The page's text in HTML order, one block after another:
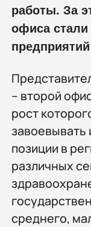
работы. За
офиса
– второй
рост
позиции в
различных
среднего,